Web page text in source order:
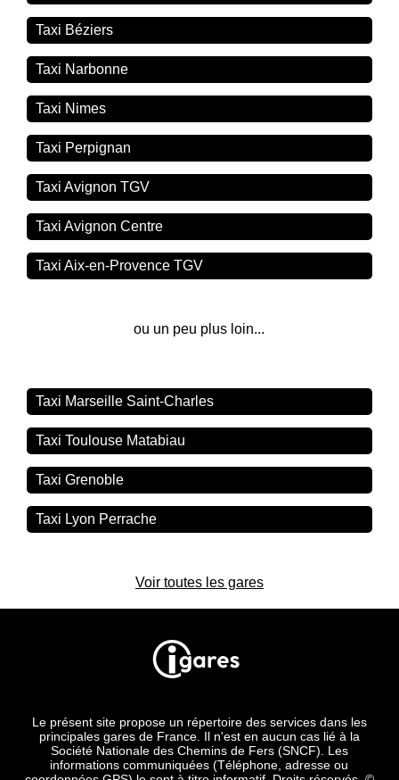
Taxi Béziers
Taxi Narbonne
Taxi Nimes
Taxi Perpignan
Taxi Avignon TGV
Taxi Avignon Centre
Taxi Aix-en-Provence TGV
ou un peu plus loin...
Taxi Marseille Saint-Charles
Taxi Toulouse Matabiau
Taxi Grenoble
Taxi Lyon Perrache
Voir toutes les gares
Le présent site propose un répertoire des services dans les
principales gares de France. Il n'est en aucun cas lié à la
Société Nationale des Chemins de Fers (SNCF). Les
informations communiquées (Téléphone, adresse ou